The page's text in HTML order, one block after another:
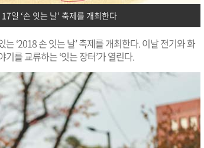
일 ‘손 잇는 날’ 축제를 개최한다
‘2018 손 잇는 날’ 축제를 개최한다. 이날 전기와 화
를 교류하는 ‘잇는 장터’가 열린다.